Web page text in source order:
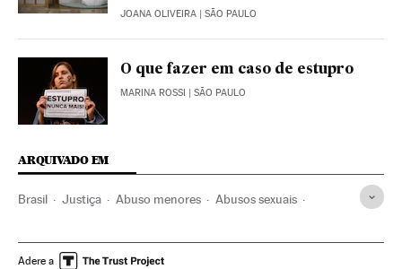
JOANA OLIVEIRA | SÃO PAULO
O que fazer em caso de estupro
MARINA ROSSI | SÃO PAULO
ARQUIVADO EM
Brasil Justiça Abuso menores Abusos sexuais
Extrema direita Conservadores
Adere a